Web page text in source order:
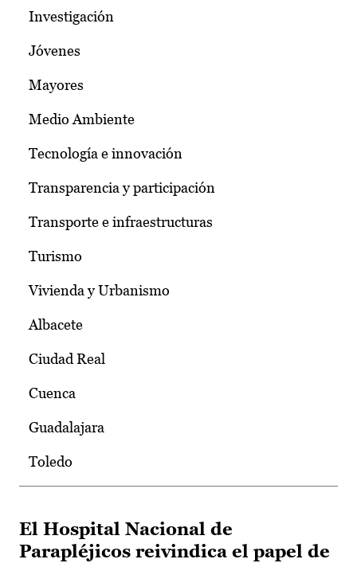
Investigación
Jóvenes
Mayores
Medio Ambiente
Tecnología e innovación
Transparencia y participación
Transporte e infraestructuras
Turismo
Vivienda y Urbanismo
Albacete
Ciudad Real
Cuenca
Guadalajara
Toledo
El Hospital Nacional de
Parapléjicos reivindica el papel de